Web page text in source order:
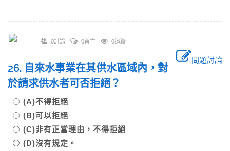
0討論 0留言 0追蹤
問題討論
26. 自來水事業在其供水區域內，對
於請求供水者可否拒絕？
(A)不得拒絕
(B)可以拒絕
(C)非有正當理由，不得拒絕
(D)沒有規定。